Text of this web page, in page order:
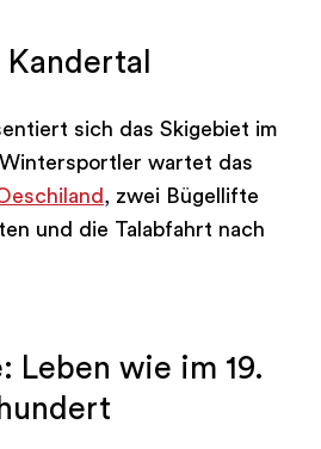
sich das Skigebiet im
wartet das
, zwei Bügellifte
und die Talabfahrt nach
Leben wie im 19.